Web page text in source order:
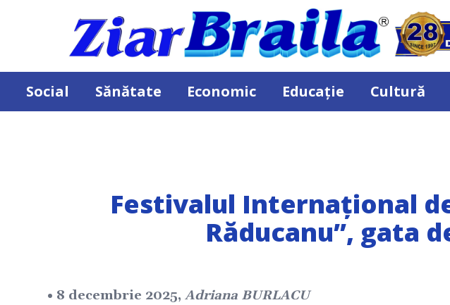
Social Sănătate Economic Educație Cultură
Festivalul Internațional
Răducanu”, gata
• 8 decembrie 2025,Adriana BURLACU